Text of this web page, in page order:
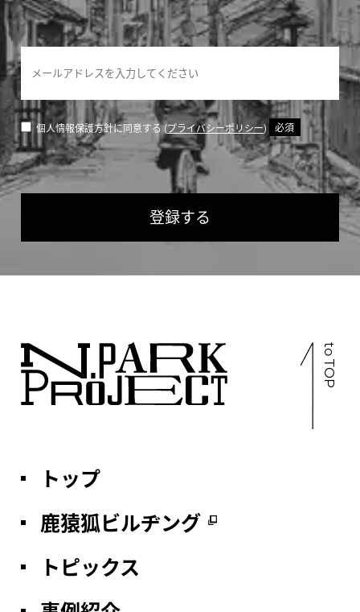
個人情報保護方針に同意する (プライバシーポリシー) 必須
登録する
human,
ignore
トップ
鹿猿狐ビルヂング
トピックス
to TOP